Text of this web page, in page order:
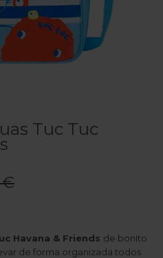
Tuc Tuc
€
Havana & Friends de bonito
de forma organizada todos